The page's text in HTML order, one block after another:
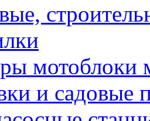
мотоблоки
и садовые